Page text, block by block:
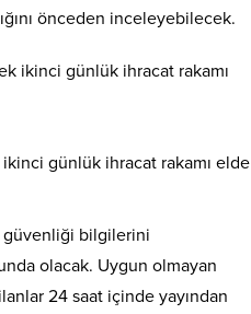
önceden inceleyebilecek.
günlük ihracat rakamı elde
güvenliği bilgilerini
olacak. Uygun olmayan
24 saat içinde yayından